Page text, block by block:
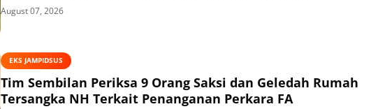
August 07, 2026
EKS JAMPIDSUS
Tim Sembilan Periksa 9 Orang Saksi dan Geledah Rumah
Tersangka NH Terkait Penanganan Perkara FA